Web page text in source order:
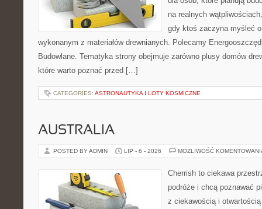
na realnych
gdy ktoś zaczyna myśleć o
wykonanym z materiałów drewnianych. Polecamy
Budowlane. Tematyka strony obejmuje zarówno plusy domów
które warto poznać przed […]
CATEGORIES: ASTRONAUTYKA I LOTY KOSMICZNE
AUSTRALIA
POSTED BY ADMIN LIP - 6 - 2026 MOŻLIWOŚĆ
Cherrish to ciekawa
podróże i chcą poznawać
z ciekawością i